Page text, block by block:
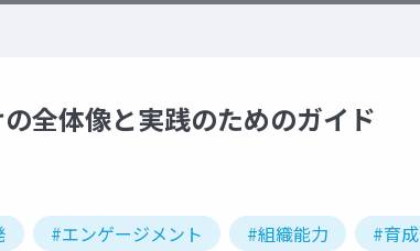
全体像と実践のためのガイド
#エンゲージメント #組織能力
#育成